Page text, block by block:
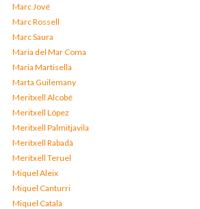
Marc Jové
Marc Rossell
Marc Saura
Maria del Mar Coma
Maria Martisella
Marta Guilemany
Meritxell Alcobé
Meritxell López
Meritxell Palmitjavila
Meritxell Rabadà
Meritxell Teruel
Miquel Aleix
Miquel Canturri
Miquel Català